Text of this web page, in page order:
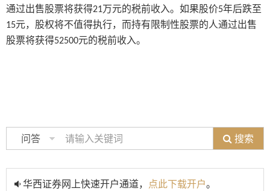
通过出售股票将获得21万元的税前收入。如果股价5年后跌至
15元， 股权将不值得执行，而持有限制性股票的人通过出售
股票将获得52500元的税前收入。
问答 搜索
华西证券网上快速开户通道， 点此下载开户。